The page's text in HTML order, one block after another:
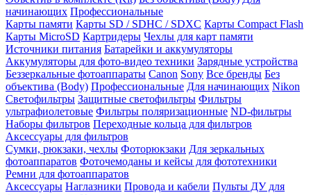
начинающих Профессиональные
Карты памяти Карты SD / SDHC / SDXC Карты Compact Flash
Карты MicroSD Картридеры Чехлы для карт памяти
Источники питания Батарейки и аккумуляторы
Аккумуляторы для фото-видео техники Зарядные устройства
Беззеркальные фотоаппараты Canon Sony Все бренды Без
объектива (Body) Профессиональные Для начинающих Nikon
Светофильтры Защитные светофильтры Фильтры
ультрафиолетовые Фильтры поляризационные ND-фильтры
Наборы фильтров Переходные кольца для фильтров
Аксессуары для фильтров
Сумки, рюкзаки, чехлы Фоторюкзаки Для зеркальных
фотоаппаратов Фоточемоданы и кейсы для фототехники
Ремни для фотоаппаратов
Аксессуары Наглазники Провода и кабели Пульты ДУ для